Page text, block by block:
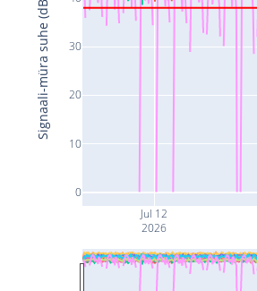
Jul 12
2026
0
10
20
30
Signaali-müra suhe (dB)